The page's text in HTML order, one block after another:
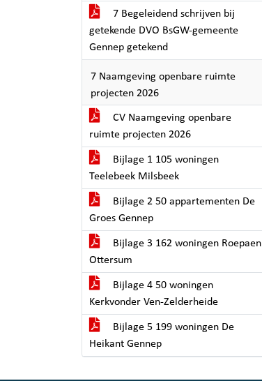
7 Begeleidend schrijven bij
getekende DVO BsGW-gemeente
Gennep getekend
7 Naamgeving openbare ruimte
projecten 2026
CV Naamgeving openbare
ruimte projecten 2026
Bijlage 1 105 woningen
Teelebeek Milsbeek
Bijlage 2 50 appartementen De
Groes Gennep
Bijlage 3 162 woningen Roepaen
Ottersum
Bijlage 4 50 woningen
Kerkvonder Ven-Zelderheide
Bijlage 5 199 woningen De
Heikant Gennep